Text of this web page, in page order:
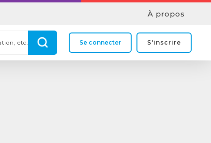
À propos
Se connecter S'inscrire